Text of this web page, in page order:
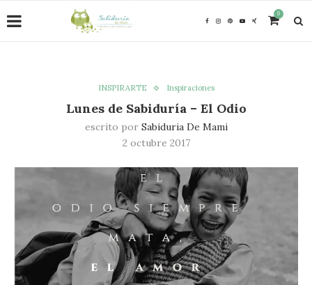
0
INSPIRARTE Inspiraciones
Lunes de Sabiduría – El Odio
escrito por Sabiduria De Mami
2 octubre 2017